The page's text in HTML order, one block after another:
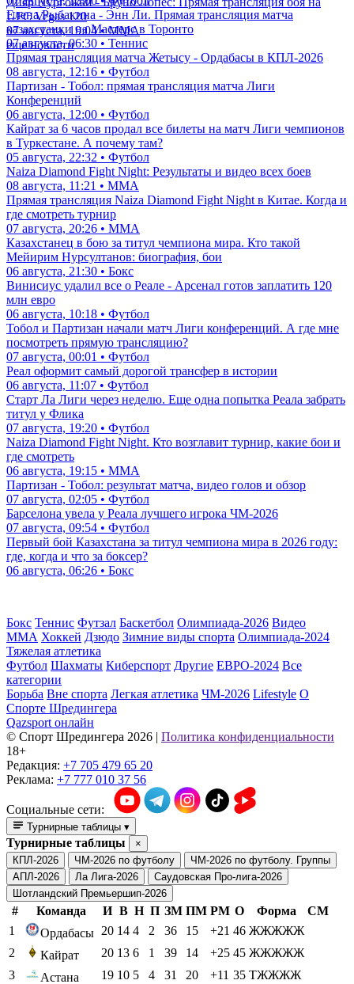
UFC Vegas 120
07 августа, 19:04 • ММА
еще новости
Елена Рыбакина - Энн Ли. Прямая трансляция матча
казахстанки на Мастерс в Торонто
07 августа, 06:30 • Теннис
Прямая трансляция матча Жетысу - Ордабасы в КПЛ-2026
08 августа, 12:16 • Футбол
Партизан - Тобол: прямая трансляция матча Лиги
Конференций
06 августа, 12:00 • Футбол
Кайрат за 6 часов продал все билеты на матч Лиги чемпионов
в Туркестане. А почему там?
05 августа, 22:32 • Футбол
Naiza Diamond Fight Night: Результаты и видео всех боев
08 августа, 11:21 • ММА
Прямая трансляция Naiza Diamond Fight Night в Китае. Когда и
где смотреть турнир
07 августа, 20:26 • ММА
Казахстанец в бою за титул чемпиона мира. Кто такой
Мейирим Нурсултанов: биография, бои
06 августа, 21:30 • Бокс
Винисиус удалил все о Реале - Арсенал готов заплатить 120
млн евро
06 августа, 10:18 • Футбол
Тобол и Партизан начали матч Лиги конференций. А где мне
посмотреть прямую трансляцию?
07 августа, 00:01 • Футбол
Реал оформит самый дорогой трансфер в истории
06 августа, 11:07 • Футбол
Старт Ла Лиги через неделю. Еще одна попытка Реала забрать
титул у Флика
07 августа, 19:20 • Футбол
Naiza Diamond Fight Night. Кто возглавит турнир, какие бои и
где смотреть
06 августа, 19:15 • ММА
Партизан - Тобол: результат матча, видео голов и обзор
07 августа, 02:05 • Футбол
Барселона увела у Реала лучшего игрока ЧМ-2026
07 августа, 09:54 • Футбол
Первый бой Казахстана за титул чемпиона мира в 2026 году:
где, когда и что за боксер?
06 августа, 06:26 • Бокс
Бокс Теннис Футзал Баскетбол Олимпиада-2026 Видео
ММА Хоккей Дзюдо Зимние виды спорта Олимпиада-2024
Тяжелая атлетика
Футбол Шахматы Киберспорт Другие ЕВРО-2024 Все
категории
Борьба Вне спорта Легкая атлетика ЧМ-2026 Lifestyle О
Спорте Шредингера
Qazsport онлайн
© Cпорт Шредингера 2026 | Политика конфиденциальности
18+
Редакция: +7 705 479 65 20
Реклама: +7 777 010 37 56
Социальные сети:
Турнирные таблицы ▾
Турнирные таблицы
×
КПЛ-2026
ЧМ-2026 по футболу
ЧМ-2026 по футболу. Группы
АПЛ-2026
Ла Лига-2026
Саудовская Про-лига-2026
Шотландский Премьершип-2026
# Команда И В Н П ЗМ ПМ РМ О Форма
СМ
1
Ордабасы 20 14 4 2 36 15 +21 46 ЖЖЖЖЖ
2
Кайрат 20 13 6 1 39 14 +25 45 ЖЖЖЖЖ
3
Астана 19 10 5 4 31 20 +11 35 ТЖЖЖЖ